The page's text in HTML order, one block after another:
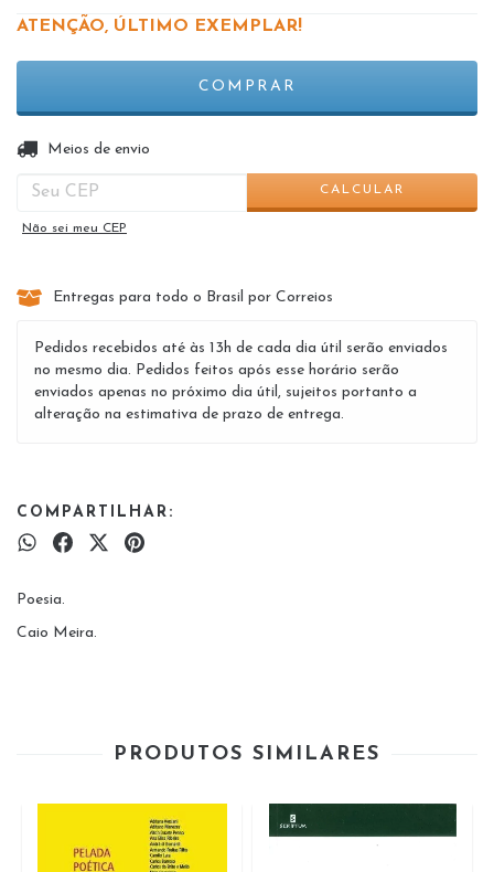
ATENÇÃO, ÚLTIMO EXEMPLAR!
Entregas para o CEP:
Meios de envio
CALCULAR
Não sei meu CEP
Entregas para todo o Brasil por Correios
Pedidos recebidos até às 13h de cada dia útil serão enviados
no mesmo dia. Pedidos feitos após esse horário serão
enviados apenas no próximo dia útil, sujeitos portanto a
alteração na estimativa de prazo de entrega.
COMPARTILHAR:
Poesia.
Caio Meira.
PRODUTOS SIMILARES